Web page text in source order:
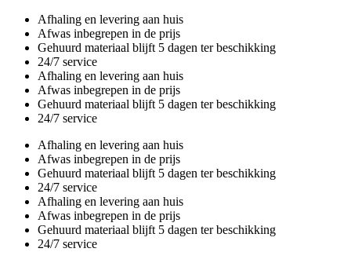
Overslaan
naar
inhoud
gaan
Afhaling en levering aan huis
Afwas inbegrepen in de prijs
Gehuurd materiaal blijft 5 dagen ter beschikking
24/7 service
Afhaling en levering aan huis
Afwas inbegrepen in de prijs
Gehuurd materiaal blijft 5 dagen ter beschikking
24/7 service
Afhaling en levering aan huis
Afwas inbegrepen in de prijs
Gehuurd materiaal blijft 5 dagen ter beschikking
24/7 service
Afhaling en levering aan huis
Afwas inbegrepen in de prijs
Gehuurd materiaal blijft 5 dagen ter beschikking
24/7 service